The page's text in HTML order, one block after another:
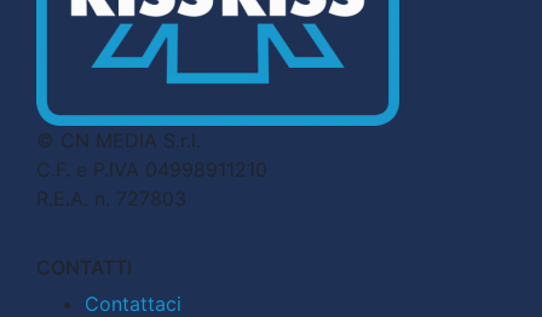
© CN MEDIA S.r.l.
C.F. e P.IVA 04998911210
R.E.A. n. 727803
CONTATTI
Contattaci